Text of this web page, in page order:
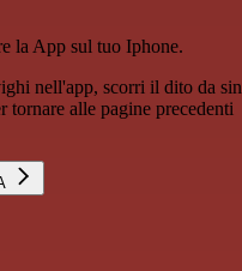
la App sul tuo Iphone.
nell'app, scorri il dito da
tornare alle pagine precedenti